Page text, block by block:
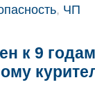
, ЧП
к 9